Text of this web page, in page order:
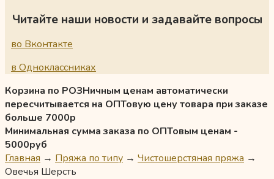
Читайте наши новости и задавайте вопросы
во Вконтакте
в Одноклассниках
Корзина по РОЗНичным ценам автоматически
пересчитывается на ОПТовую цену товара при заказе
больше 7000р
Минимальная сумма заказа по ОПТовым ценам -
5000руб
Главная → Пряжа по типу → Чистошерстяная пряжа →
Овечья Шерсть